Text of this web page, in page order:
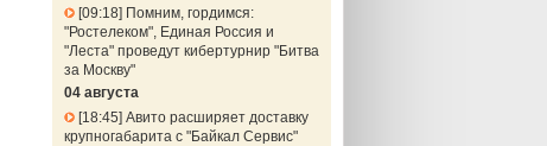
09:18 Помним, гордимся:
"Ростелеком", Единая Россия и
"Леста" проведут кибертурнир "Битва
за Москву"
04 августа
18:45 Авито расширяет доставку
крупногабарита с "Байкал Сервис"